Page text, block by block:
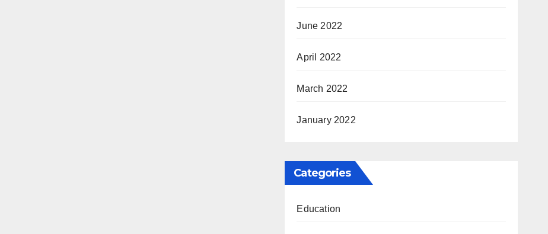
June 2022
April 2022
March 2022
January 2022
Categories
Education